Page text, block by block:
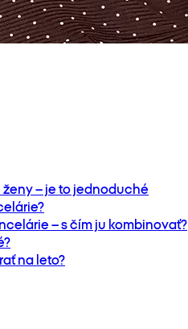
– je to jednoduché
– s čím ju kombinovať?
na leto?